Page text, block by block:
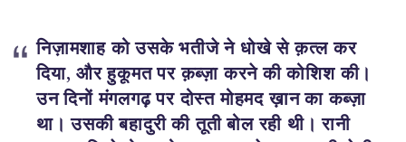
निज़ामशाह को उसके भतीजे ने धोखे से क़त्ल कर
दिया, और हुकूमत पर क़ब्ज़ा करने की कोशिश की।
उन दिनों मंगलगढ़ पर दोस्त मोहमद ख़ान का कब्ज़ा
था। उसकी बहादुरी की तूती बोल रही थी। रानी